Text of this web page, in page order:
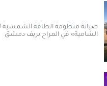
الطاقة الشمسية لبئر «الوردة
في المراح بريف دمشق